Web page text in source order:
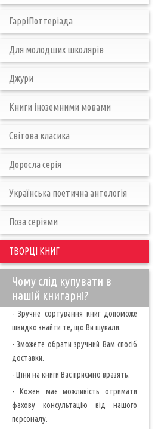
ГарріПоттеріада
Для молодших школярів
Джури
Книги іноземними мовами
Світова класика
Доросла серія
Українська поетична антологія
Поза серіями
ТВОРЦІ КНИГ
Чому слід купувати в
нашій книгарні?
- Зручне сортування книг допоможе
швидко знайти те, що Ви шукали.
- Зможете обрати зручний Вам спосіб
доставки.
- Ціни на книги Вас приємно вразять.
- Кожен має можливість отримати
фахову консультацію від нашого
персоналу.